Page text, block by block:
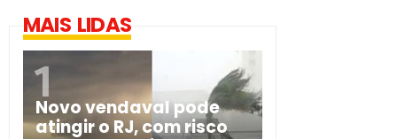
MAIS LIDAS
Novo vendaval pode
atingir o RJ, com risco